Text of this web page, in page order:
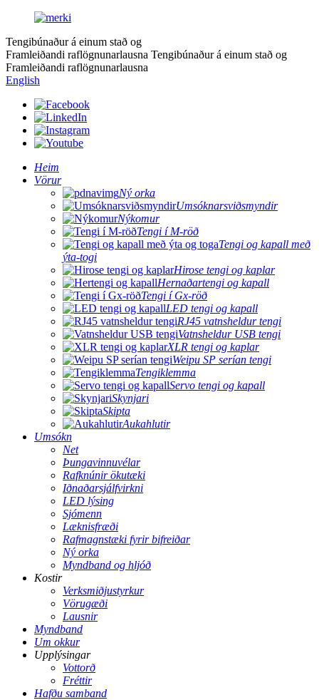
Tengibúnaður á einum stað og
Framleiðandi raflögnunarlausna Tengibúnaður á einum stað og
Framleiðandi raflögnunarlausna
English
Heim
Vörur
Ný orka
Umsóknarsviðsmyndir
Nýkomur
Tengi í M-röð
Tengi og kapall með
ýta-togi
Hirose tengi og kaplar
Hernaðartengi og kapall
Tengi í Gx-röð
LED tengi og kapall
RJ45 vatnsheldur tengi
Vatnsheldur USB tengi
XLR tengi og kaplar
Weipu SP serían tengi
Tengiklemma
Servo tengi og kapall
Skynjari
Skipta
Aukahlutir
Umsókn
Net
Þungavinnuvélar
Rafknúnir ökutæki
Iðnaðarsjálfvirkni
LED lýsing
Sjómenn
Læknisfræði
Rafmagnstæki fyrir bifreiðar
Ný orka
Myndband og hljóð
Kostir
Verksmiðjustyrkur
Vörugæði
Lausnir
Myndband
Um okkur
Upplýsingar
Vottorð
Fréttir
Hafðu samband